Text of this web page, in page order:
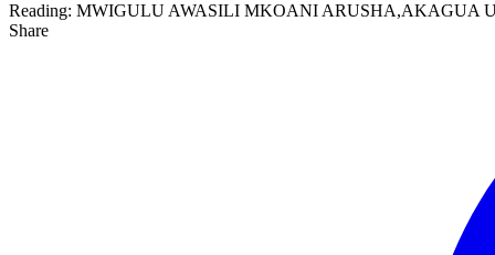
Reading: MWIGULU AWASILI MKOANI ARUSHA,AKAGUA
Share